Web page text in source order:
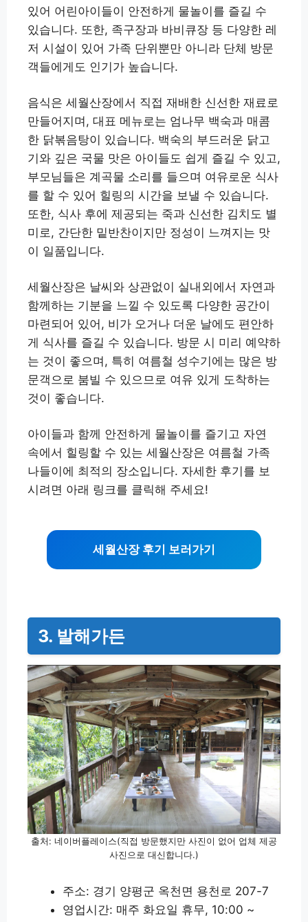
있어 어린아이들이 안전하게 물놀이를 즐길 수
있습니다. 또한, 족구장과 바비큐장 등 다양한 레
저 시설이 있어 가족 단위뿐만 아니라 단체 방문
객들에게도 인기가 높습니다.
음식은 세월산장에서 직접 재배한 신선한 재료로
만들어지며, 대표 메뉴로는 엄나무 백숙과 매콤
한 닭볶음탕이 있습니다. 백숙의 부드러운 닭고
기와 깊은 국물 맛은 아이들도 쉽게 즐길 수 있고,
부모님들은 계곡물 소리를 들으며 여유로운 식사
를 할 수 있어 힐링의 시간을 보낼 수 있습니다.
또한, 식사 후에 제공되는 죽과 신선한 김치도 별
미로, 간단한 밑반찬이지만 정성이 느껴지는 맛
이 일품입니다.
세월산장은 날씨와 상관없이 실내외에서 자연과
함께하는 기분을 느낄 수 있도록 다양한 공간이
마련되어 있어, 비가 오거나 더운 날에도 편안하
게 식사를 즐길 수 있습니다. 방문 시 미리 예약하
는 것이 좋으며, 특히 여름철 성수기에는 많은 방
문객으로 붐빌 수 있으므로 여유 있게 도착하는
것이 좋습니다.
아이들과 함께 안전하게 물놀이를 즐기고 자연
속에서 힐링할 수 있는 세월산장은 여름철 가족
나들이에 최적의 장소입니다. 자세한 후기를 보
시려면 아래 링크를 클릭해 주세요!
세월산장 후기 보러가기
3. 발해가든
출처: 네이버플레이스(직접 방문했지만 사진이 없어 업체 제공
사진으로 대신합니다.)
주소: 경기 양평군 옥천면 용천로 207-7
영업시간: 매주 화요일 휴무, 10:00 ~